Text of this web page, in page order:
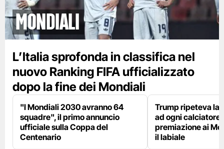
Mondiali
L’Italia sprofonda in classifica nel
nuovo Ranking FIFA ufficializzato
dopo la fine dei Mondiali
"I Mondiali 2030 avranno 64
squadre", il primo annuncio
ufficiale sulla Coppa del
Centenario
Trump ripeteva la
ad ogni calciatore
premiazione ai
il labiale